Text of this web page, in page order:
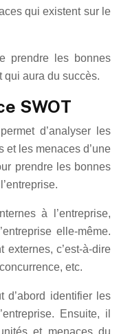
qui existent sur le
prendre les bonnes
qui aura du succès.
SWOT
d’analyser les
et les menaces d’une
prendre les bonnes
à l’entreprise,
elle-même.
externes, c’est-à-dire
etc.
d’abord identifier les
Ensuite, il
et menaces du